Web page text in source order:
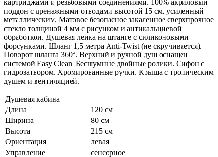
картриджами и резьбовыми соединениями. 100% акриловый
поддон с дренажными отводами высотой 15 см, усиленный
металлическим. Матовое безопасное закаленное сверхпрочное
стекло толщиной 4 мм с рисунком и антикальциевой
обработкой. Душевая лейка на штанге с силиконовыми
форсунками. Шланг 1,5 метра Anti-Twist (не скручивается).
Поворот шланга 360°. Верхний и ручной душ оснащен
системой Easy Clean. Бесшумные двойные ролики. Сифон с
гидрозатвором. Хромированные ручки. Крыша с тропическим
душем и вентиляцией.
Душевая кабина
Длина
120 см
Ширина
80 см
Высота
215 см
Ориентация
левая
Управление
сенсорное